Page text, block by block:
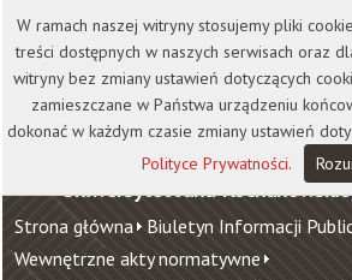
Kontakt Biblioteka
Wirtualna Uczelnia
Uniwersytet Jana
Strona główna Biuletyn Informacji
Wewnętrzne akty normatywne
W ramach naszej witryny stosujemy pliki
treści dostępnych w naszych serwisach oraz
witryny bez zmiany ustawień dotyczących
zamieszczane w Państwa urządzeniu
dokonać w każdym czasie zmiany ustawień
Polityce Prywatności.